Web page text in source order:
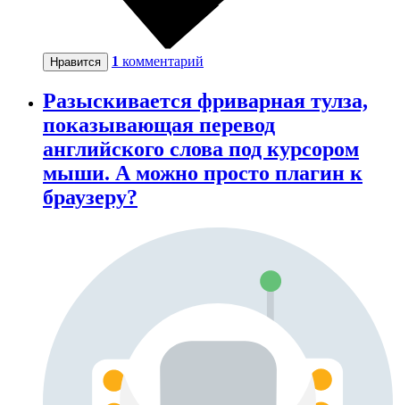
Нравится 1 комментарий
Разыскивается фриварная тулза,
показывающая перевод
английского слова под курсором
мыши. А можно просто плагин к
браузеру?